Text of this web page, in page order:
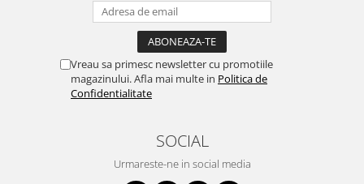
Vreau sa primesc newsletter cu promotiile
magazinului. Afla mai multe in Politica de
Confidentialitate
SOCIAL
Urmareste-ne in social media